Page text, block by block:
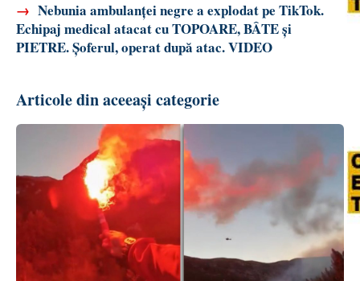
→ Nebunia ambulanței negre a explodat pe TikTok.
Echipaj medical atacat cu TOPOARE, BÂTE și
PIETRE. Șoferul, operat după atac. VIDEO
Articole din aceeași categorie